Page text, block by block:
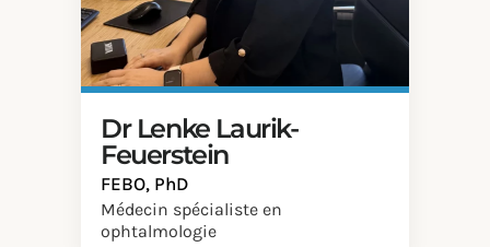
Dr Lenke Laurik-
Feuerstein
FEBO, PhD
Médecin spécialiste en
ophtalmologie